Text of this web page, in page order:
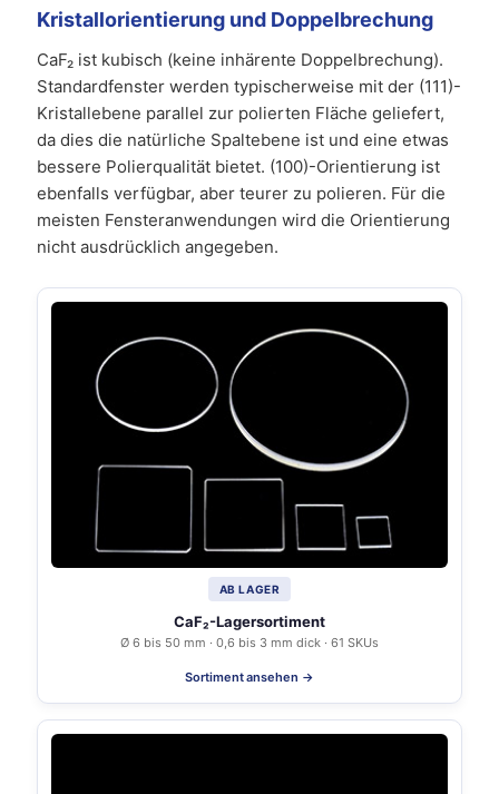
Kristallorientierung und Doppelbrechung
CaF₂ ist kubisch (keine inhärente Doppelbrechung).
Standardfenster werden typischerweise mit der (111)-
Kristallebene parallel zur polierten Fläche geliefert,
da dies die natürliche Spaltebene ist und eine etwas
bessere Polierqualität bietet. (100)-Orientierung ist
ebenfalls verfügbar, aber teurer zu polieren. Für die
meisten Fensteranwendungen wird die Orientierung
nicht ausdrücklich angegeben.
AB LAGER
CaF₂-Lagersortiment
Ø 6 bis 50 mm · 0,6 bis 3 mm dick · 61 SKUs
Sortiment ansehen →